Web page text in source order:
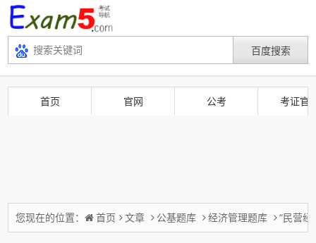
首页 官网 公考 考证官
您现在的位置： 首页 文章 公基题库 经济管理题库 “民营